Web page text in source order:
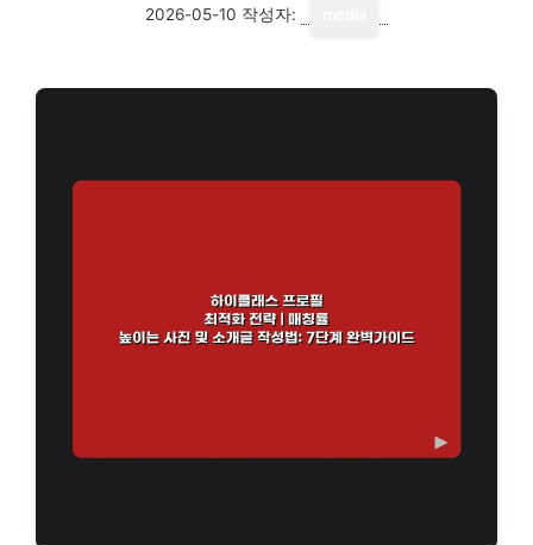
2026-05-10 작성자: